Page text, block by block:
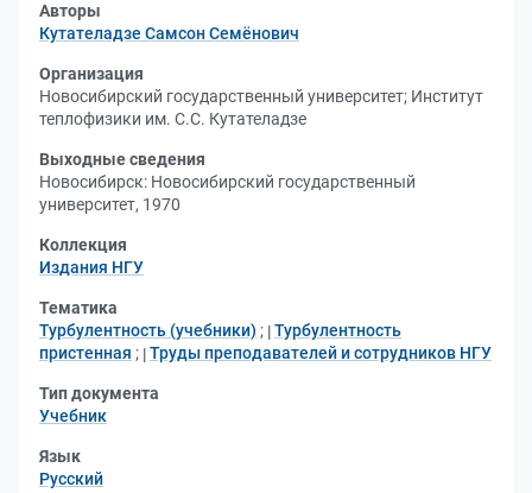
Авторы
Кутателадзе Самсон Семёнович
Организация
Новосибирский государственный университет; Институт
теплофизики им. С.С. Кутателадзе
Выходные сведения
Новосибирск: Новосибирский государственный
университет, 1970
Коллекция
Издания НГУ
Тематика
Турбулентность (учебники) ; Турбулентность
пристенная ; Труды преподавателей и сотрудников НГУ
Тип документа
Учебник
Язык
Русский